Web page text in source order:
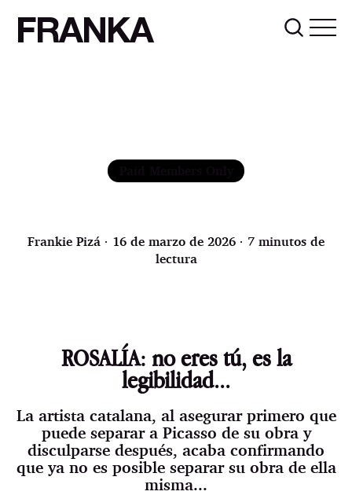
FRANKA
Frankie Pizá ∙ 16 de marzo de 2026 ∙ 7 minutos de
lectura
ROSALÍA: no eres tú, es la
legibilidad...
La artista catalana, al asegurar primero que
puede separar a Picasso de su obra y
disculparse después, acaba confirmando
que ya no es posible separar su obra de ella
misma...